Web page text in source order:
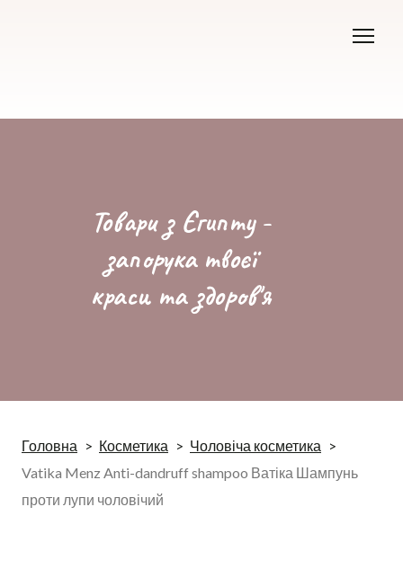
Товари з Єгипту -
запорука твоєї
краси та здоров'я
Головна Косметика
Чоловіча косметика
Vatika Menz Anti-dandruff shampoo Ватіка Шампунь
проти лупи чоловічий